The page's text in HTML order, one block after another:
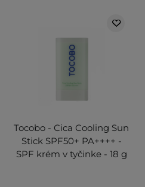
Tocobo - Cica Cooling Sun
Stick SPF50+ PA++++ -
SPF krém v tyčinke - 18 g